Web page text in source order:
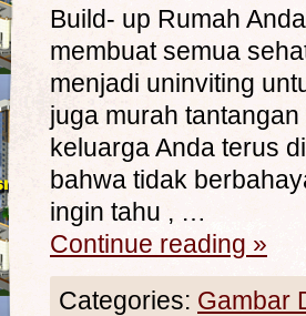
Build- up Rumah
membuat semua
menjadi uninviting
juga murah
keluarga Anda terus
bahwa tidak
ingin tahu , …
Continue reading »
Categories: Gambar